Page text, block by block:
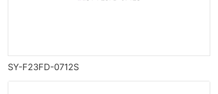
SY-F23FD-0712S